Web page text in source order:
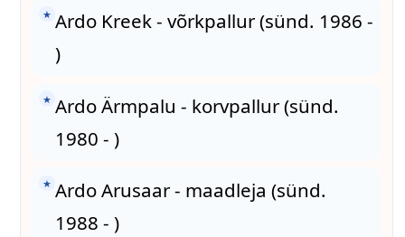
★ Ardo Kreek - võrkpallur (sünd. 1986 -
)
★ Ardo Ärmpalu - korvpallur (sünd.
1980 - )
★ Ardo Arusaar - maadleja (sünd.
1988 - )